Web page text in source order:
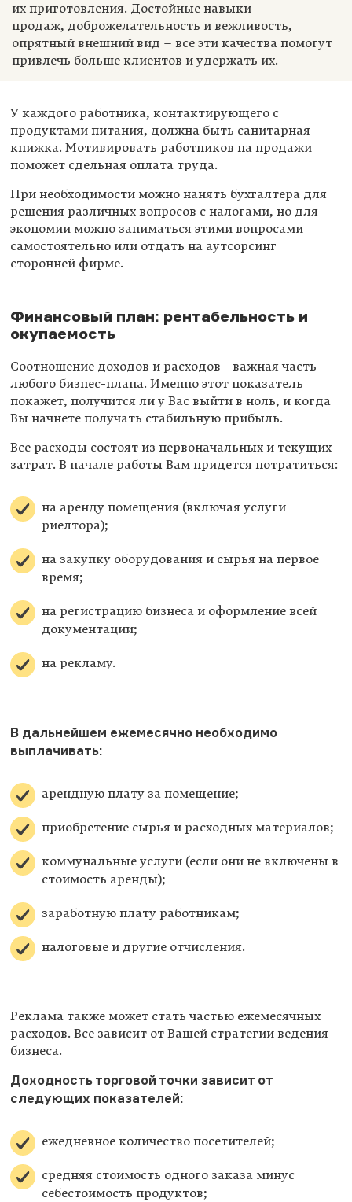
их приготовления. Достойные навыки
продаж, доброжелательность и вежливость,
опрятный внешний вид – все эти качества помогут
привлечь больше клиентов и удержать их.
У каждого работника, контактирующего с
продуктами питания, должна быть санитарная
книжка. Мотивировать работников на продажи
поможет сдельная оплата труда.
При необходимости можно нанять бухгалтера для
решения различных вопросов с налогами, но для
экономии можно заниматься этими вопросами
самостоятельно или отдать на аутсорсинг
сторонней фирме.
Финансовый план: рентабельность и
окупаемость
Соотношение доходов и расходов - важная часть
любого бизнес-плана. Именно этот показатель
покажет, получится ли у Вас выйти в ноль, и когда
Вы начнете получать стабильную прибыль.
Все расходы состоят из первоначальных и текущих
затрат. В начале работы Вам придется потратиться:
на аренду помещения (включая услуги
риелтора);
на закупку оборудования и сырья на первое
время;
на регистрацию бизнеса и оформление всей
документации;
на рекламу.
В дальнейшем ежемесячно необходимо
выплачивать:
арендную плату за помещение;
приобретение сырья и расходных материалов;
коммунальные услуги (если они не включены в
стоимость аренды);
заработную плату работникам;
налоговые и другие отчисления.
Реклама также может стать частью ежемесячных
расходов. Все зависит от Вашей стратегии ведения
бизнеса.
Доходность торговой точки зависит от
следующих показателей:
ежедневное количество посетителей;
средняя стоимость одного заказа минус
себестоимость продуктов;